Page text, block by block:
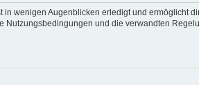
wenigen Augenblicken erledigt und ermöglicht
und die verwandten